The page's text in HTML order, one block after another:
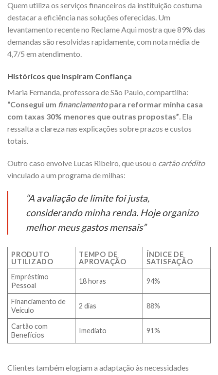
Quem utiliza os serviços financeiros da instituição costuma
destacar a eficiência nas soluções oferecidas. Um
levantamento recente no Reclame Aqui mostra que 89% das
demandas são resolvidas rapidamente, com nota média de
4,7/5 em atendimento.
Históricos que Inspiram Confiança
Maria Fernanda, professora de São Paulo, compartilha:
“Consegui um financiamentopara reformar minha casa
com taxas 30% menores que outras propostas”. Ela
ressalta a clareza nas explicações sobre prazos e custos
totais.
Outro caso envolve Lucas Ribeiro, que usou o cartão crédito
vinculado a um programa de milhas:
“A avaliaçãode limite foi justa,
considerando minharenda. Hoje organizo
melhor meus gastos mensais”
PRODUTO
UTILIZADO
TEMPO DE
APROVAÇÃO
ÍNDICE DE
SATISFAÇÃO
Empréstimo
Pessoal
18 horas 94%
Financiamento de
Veículo
2 dias 88%
Cartão com
Benefícios
Imediato 91%
Clientes também elogiam a adaptação às necessidades